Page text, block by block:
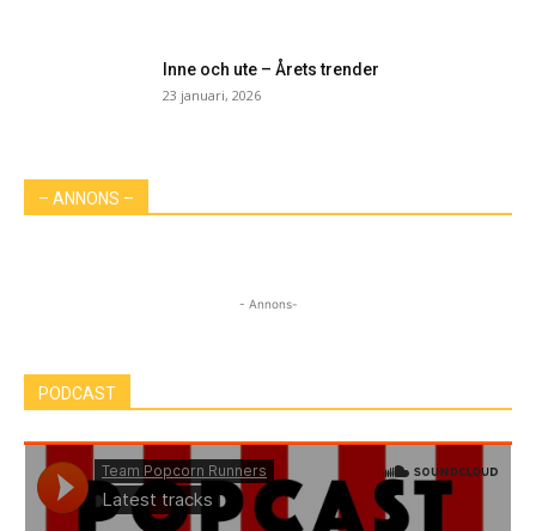
Inne och ute – Årets trender
23 januari, 2026
– ANNONS –
- Annons-
PODCAST